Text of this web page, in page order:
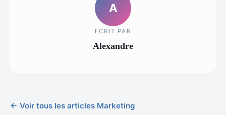
A
ECRIT PAR
Alexandre
← Voir tous les articles Marketing